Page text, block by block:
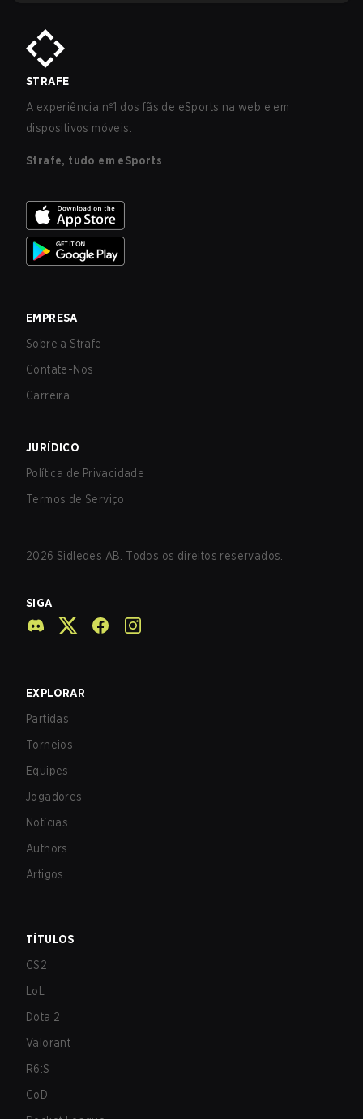
STRAFE
A experiência nº1 dos fãs de eSports na web e em
dispositivos móveis.
Strafe, tudo em eSports
EMPRESA
Sobre a Strafe
Contate-Nos
Carreira
JURÍDICO
Política de Privacidade
Termos de Serviço
2026 Sidledes AB. Todos os direitos reservados.
SIGA
EXPLORAR
Partidas
Torneios
Equipes
Jogadores
Notícias
Authors
Artigos
TÍTULOS
CS2
LoL
Dota 2
Valorant
R6:S
CoD